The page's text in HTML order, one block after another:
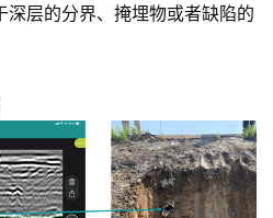
深层的分界、掩埋物或者缺陷的